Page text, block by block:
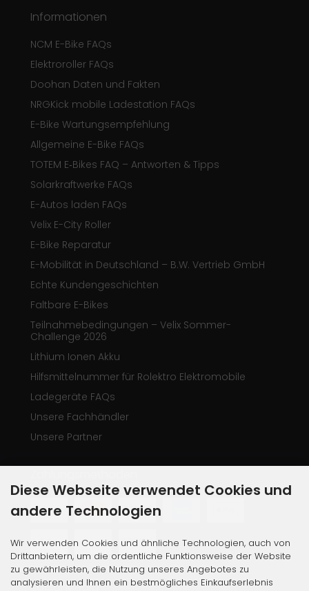
Informationen
NCM E-Bike FAQs
Elektroroller FAQs
Doohan Daten und Fakten
NRGKick mobile Ladestation FAQs
E-Bike Wartungsempfehlung
Allgemeine E-Bike FAQs
TOTEM E‑Bikes FAQ – Antworten & Tipps
Solarkraftwerke FAQs
E-Autos laden FAQs
Velix E-City Roller
E-Bike Reparatur
E-Mobilität in Deutschland – B.W. Vertrieb GmbH
Echte Kundengeschichten
Faltbare E-Bikes
Teilnahmebedingungen – Velix Sommer-
Challenge 2026
Lithium Ionen Akku
Hilfsmittelnummer für Rolektro Elektromobile
Ladegeräte FAQs
Unsere Fachhändler
Unsere Partner
Social Media
Diese Webseite verwendet Cookies und
andere Technologien
Wir verwenden Cookies und ähnliche Technologien, auch von
Drittanbietern, um die ordentliche Funktionsweise der Website
zu gewährleisten, die Nutzung unseres Angebotes zu
analysieren und Ihnen ein bestmögliches Einkaufserlebnis